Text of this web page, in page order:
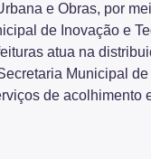
e Obras, por
de Inovação e
atua na
Municipal
de acolhimento